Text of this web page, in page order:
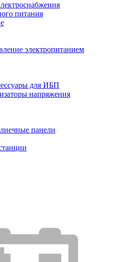
питания
электропитанием
для ИБП
напряжения
панели